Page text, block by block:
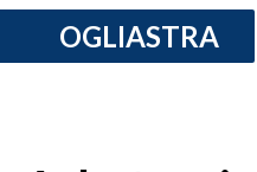
CRONACA SARDEGNA
OGLIASTRA